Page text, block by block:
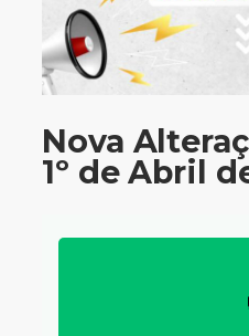
Nova
1º de Abril